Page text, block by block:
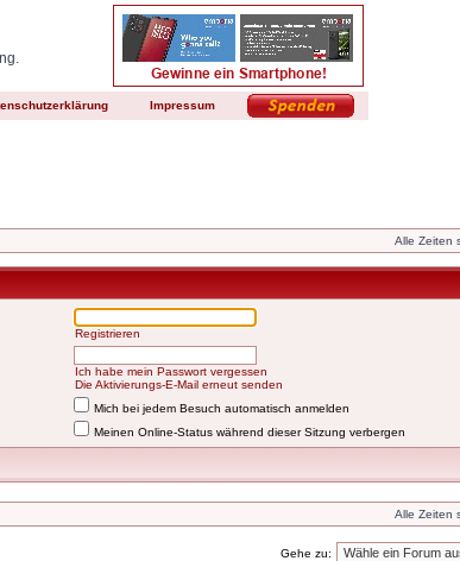
Impressum
Alle Zeiten
Registrieren
Ich habe mein Passwort vergessen
Die Aktivierungs-E-Mail erneut senden
Mich bei jedem Besuch automatisch anmelden
Meinen Online-Status während dieser Sitzung verbergen
Alle Zeiten
Gehe zu: